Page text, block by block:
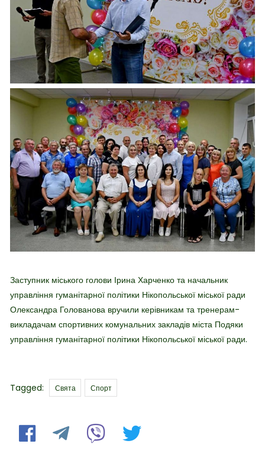
Заступник міського голови Ірина Харченко та начальник
управління гуманітарної політики Нікопольської міської ради
Олександра Голованова вручили керівникам та тренерам-
викладачам спортивних комунальних закладів міста Подяки
управління гуманітарної політики Нікопольської міської ради.
Tagged: Tags
Свята Спорт